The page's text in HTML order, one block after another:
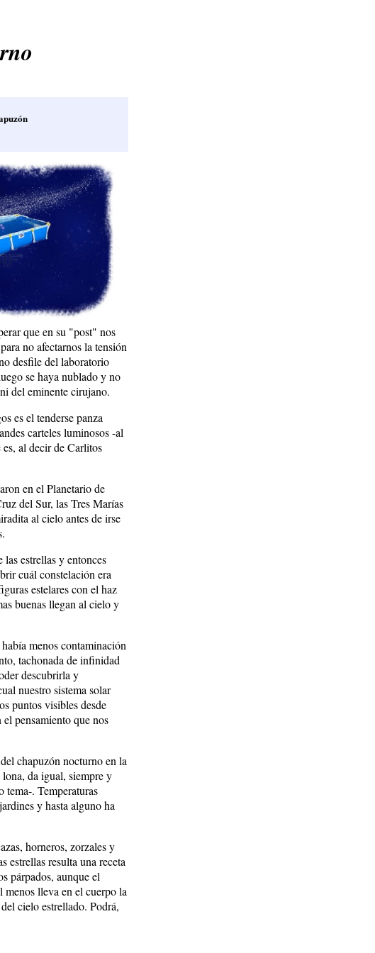
que en su "post" nos
no afectarnos la tensión
desfile del laboratorio
se haya nublado y no
del eminente cirujano.
es el tenderse panza
carteles luminosos -al
al decir de Carlitos
en el Planetario de
del Sur, las Tres Marías
al cielo antes de irse
estrellas y entonces
cuál constelación era
estelares con el haz
buenas llegan al cielo y
menos contaminación
tachonada de infinidad
descubrirla y
nuestro sistema solar
puntos visibles desde
pensamiento que nos
chapuzón nocturno en la
da igual, siempre y
tema-. Temperaturas
y hasta alguno ha
horneros, zorzales y
estrellas resulta una receta
párpados, aunque el
lleva en el cuerpo la
cielo estrellado. Podrá,